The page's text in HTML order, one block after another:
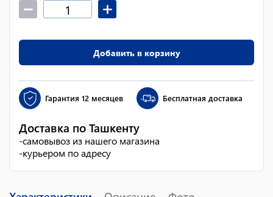
Добавить в корзину
Гарантия 12 месяцев Бесплатная доставка
Доставка по Ташкенту
-самовывоз из нашего магазина
-курьером по адресу